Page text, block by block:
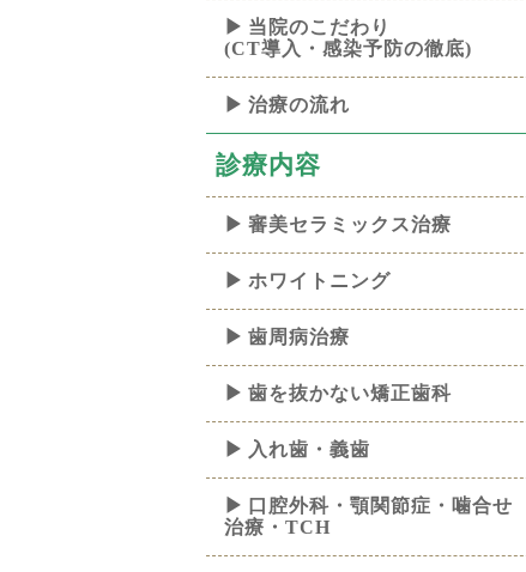
当院のこだわり
(CT導入・感染予防の徹底)
治療の流れ
診療内容
審美セラミックス治療
ホワイトニング
歯周病治療
歯を抜かない矯正歯科
入れ歯・義歯
口腔外科・顎関節症・噛合せ
治療・TCH